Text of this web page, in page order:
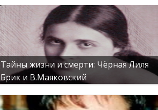
Тайны жизни и смерти: Чёрная Лиля
Брик и В.Маяковский